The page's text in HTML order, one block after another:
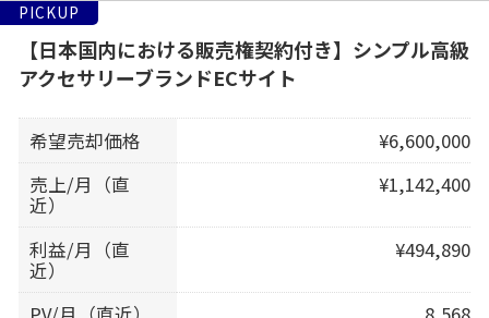
PICKUP
【日本国内における販売権契約付き】シンプル高級
アクセサリーブランドECサイト
希望売却価格
¥6,600,000
売上/月（直
近）
¥1,142,400
利益/月（直
近）
¥494,890